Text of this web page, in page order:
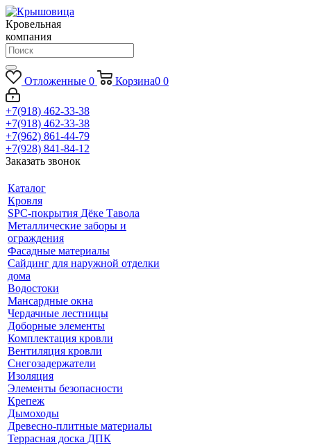
Кровельная
компания
Отложенные 0 Корзина0 0
+7(918) 462-33-38
+7(918) 462-33-38
+7(962) 861-44-79
+7(928) 841-84-12
Заказать звонок
Каталог
Кровля
SPC-покрытия Дёке Тавола
Металлические заборы и
ограждения
Фасадные материалы
Сайдинг для наружной отделки
дома
Водостоки
Мансардные окна
Чердачные лестницы
Доборные элементы
Комплектация кровли
Вентиляция кровли
Снегозадержатели
Изоляция
Элементы безопасности
Крепеж
Дымоходы
Древесно-плитные материалы
Террасная доска ДПК